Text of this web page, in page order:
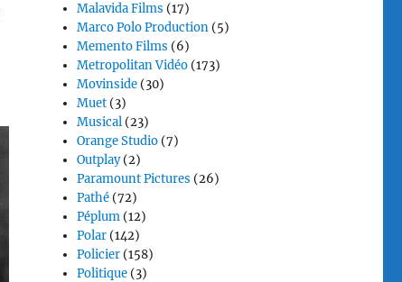
Malavida Films (17)
Marco Polo Production (5)
Memento Films (6)
Metropolitan Vidéo (173)
Movinside (30)
Muet (3)
Musical (23)
Orange Studio (7)
Outplay(2)
Paramount Pictures (26)
Pathé (72)
Péplum (12)
Polar (142)
Policier (158)
Politique (3)